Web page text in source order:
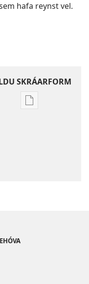
hafa reynst vel.
SKRÁARFORM
Möguleikar